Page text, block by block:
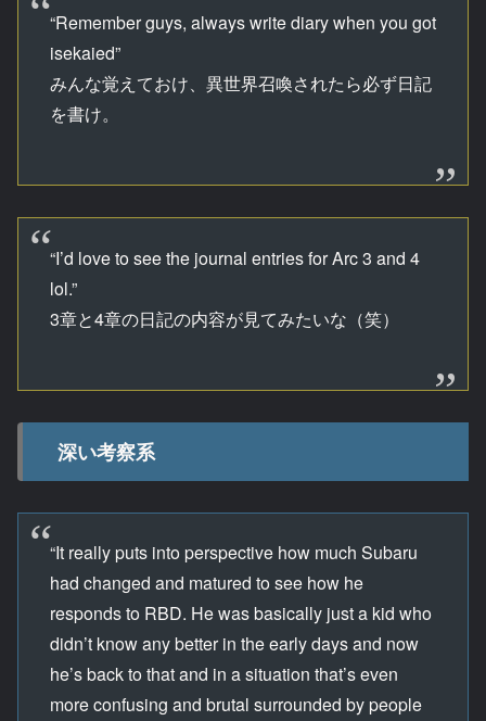
“Remember guys, always write diary when you got
isekaied”
みんな覚えておけ、異世界召喚されたら必ず日記
を書け。
“I’d love to see the journal entries for Arc 3 and 4
lol.”
3章と4章の日記の内容が見てみたいな（笑）
深い考察系
“It really puts into perspective how much Subaru
had changed and matured to see how he
responds to RBD. He was basically just a kid who
didn’t know any better in the early days and now
he’s back to that and in a situation that’s even
more confusing and brutal surrounded by people